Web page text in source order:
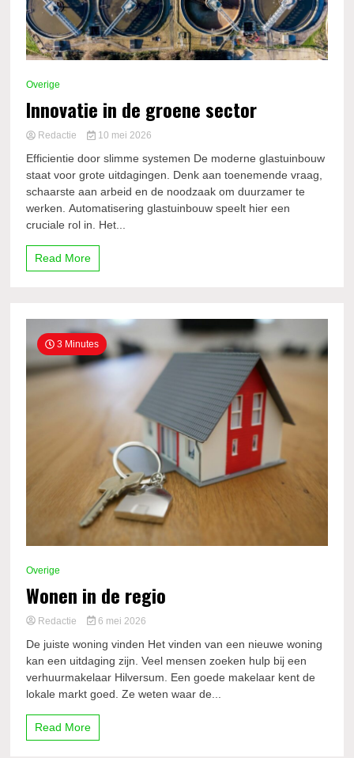
Overige
Innovatie in de groene sector
Redactie 10 mei 2026
Efficientie door slimme systemen De moderne glastuinbouw
staat voor grote uitdagingen. Denk aan toenemende vraag,
schaarste aan arbeid en de noodzaak om duurzamer te
werken. Automatisering glastuinbouw speelt hier een
cruciale rol in. Het...
Read More
3 Minutes
Overige
Wonen in de regio
Redactie 6 mei 2026
De juiste woning vinden Het vinden van een nieuwe woning
kan een uitdaging zijn. Veel mensen zoeken hulp bij een
verhuurmakelaar Hilversum. Een goede makelaar kent de
lokale markt goed. Ze weten waar de...
Read More